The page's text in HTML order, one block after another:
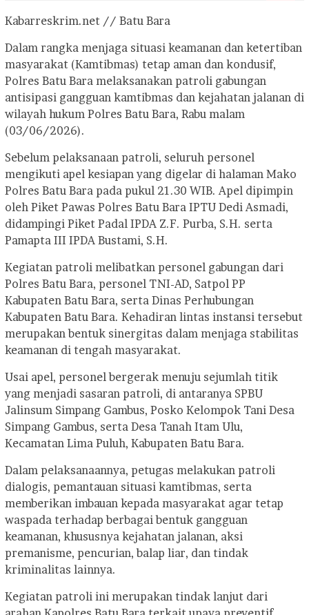
Kabarreskrim.net // Batu Bara
Dalam rangka menjaga situasi keamanan dan ketertiban
masyarakat (Kamtibmas) tetap aman dan kondusif,
Polres Batu Bara melaksanakan patroli gabungan
antisipasi gangguan kamtibmas dan kejahatan jalanan di
wilayah hukum Polres Batu Bara, Rabu malam
(03/06/2026).
Sebelum pelaksanaan patroli, seluruh personel
mengikuti apel kesiapan yang digelar di halaman Mako
Polres Batu Bara pada pukul 21.30 WIB. Apel dipimpin
oleh Piket Pawas Polres Batu Bara IPTU Dedi Asmadi,
didampingi Piket Padal IPDA Z.F. Purba, S.H. serta
Pamapta III IPDA Bustami, S.H.
Kegiatan patroli melibatkan personel gabungan dari
Polres Batu Bara, personel TNI-AD, Satpol PP
Kabupaten Batu Bara, serta Dinas Perhubungan
Kabupaten Batu Bara. Kehadiran lintas instansi tersebut
merupakan bentuk sinergitas dalam menjaga stabilitas
keamanan di tengah masyarakat.
Usai apel, personel bergerak menuju sejumlah titik
yang menjadi sasaran patroli, di antaranya SPBU
Jalinsum Simpang Gambus, Posko Kelompok Tani Desa
Simpang Gambus, serta Desa Tanah Itam Ulu,
Kecamatan Lima Puluh, Kabupaten Batu Bara.
Dalam pelaksanaannya, petugas melakukan patroli
dialogis, pemantauan situasi kamtibmas, serta
memberikan imbauan kepada masyarakat agar tetap
waspada terhadap berbagai bentuk gangguan
keamanan, khususnya kejahatan jalanan, aksi
premanisme, pencurian, balap liar, dan tindak
kriminalitas lainnya.
Kegiatan patroli ini merupakan tindak lanjut dari